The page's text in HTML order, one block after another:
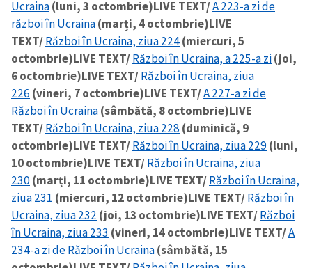
Ucraina(luni, 3 octombrie)LIVE TEXT/A 223-a zi de
război în Ucraina(marți, 4 octombrie)LIVE
TEXT/Război în Ucraina, ziua 224(miercuri, 5
octombrie)LIVE TEXT/Război în Ucraina, a 225-a zi(joi,
6 octombrie)LIVE TEXT/Război în Ucraina, ziua
226 (vineri, 7 octombrie)LIVE TEXT/A 227-a zi de
Război în Ucraina(sâmbătă, 8 octombrie)LIVE
TEXT/Război în Ucraina, ziua 228 (duminică, 9
octombrie)LIVE TEXT/Război în Ucraina, ziua 229(luni,
10 octombrie)LIVE TEXT/Război în Ucraina, ziua
230(marți, 11 octombrie)LIVE TEXT/Război în Ucraina,
ziua 231 (miercuri, 12 octombrie)LIVE TEXT/Război în
Ucraina, ziua 232 (joi, 13 octombrie)LIVE TEXT/Război
în Ucraina, ziua 233 (vineri, 14 octombrie)LIVE TEXT/A
234-a zi de Război în Ucraina(sâmbătă, 15